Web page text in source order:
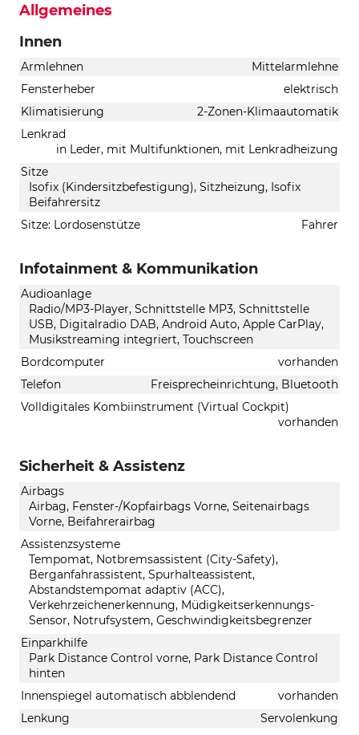
Allgemeines
Innen
Armlehnen
Mittelarmlehne
Fensterheber
elektrisch
Klimatisierung
2-Zonen-Klimaautomatik
Lenkrad
in Leder, mit Multifunktionen, mit Lenkradheizung
Sitze
Isofix (Kindersitzbefestigung), Sitzheizung, Isofix
Beifahrersitz
Sitze: Lordosenstütze
Fahrer
Infotainment & Kommunikation
Audioanlage
Radio/MP3-Player, Schnittstelle MP3, Schnittstelle
USB, Digitalradio DAB, Android Auto, Apple CarPlay,
Musikstreaming integriert, Touchscreen
Bordcomputer
vorhanden
Telefon
Freisprecheinrichtung, Bluetooth
Volldigitales Kombiinstrument (Virtual Cockpit)
vorhanden
Sicherheit & Assistenz
Airbags
Airbag, Fenster-/Kopfairbags Vorne, Seitenairbags
Vorne, Beifahrerairbag
Assistenzsysteme
Tempomat, Notbremsassistent (City-Safety),
Berganfahrassistent, Spurhalteassistent,
Abstandstempomat adaptiv (ACC),
Verkehrzeichenerkennung, Müdigkeitserkennungs-
Sensor, Notrufsystem, Geschwindigkeitsbegrenzer
Einparkhilfe
Park Distance Control vorne, Park Distance Control
hinten
Innenspiegel automatisch abblendend
vorhanden
Lenkung
Servolenkung